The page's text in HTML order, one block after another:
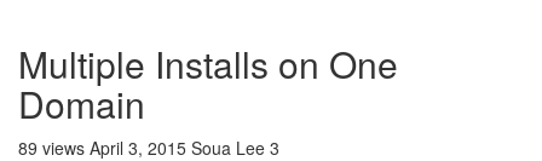
Multiple Installs on One
Domain
89 views April 3, 2015 Soua Lee 3